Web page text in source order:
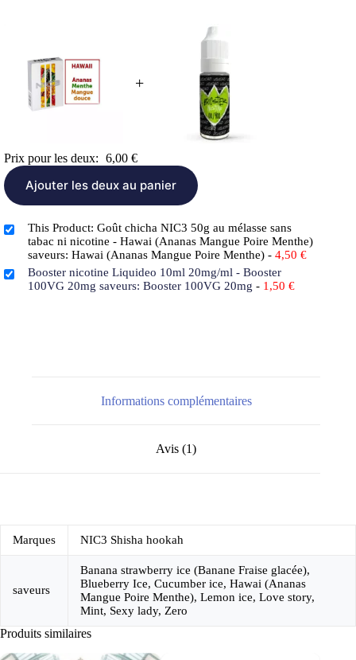
+
Prix pour les deux: 6,00 €
Ajouter les deux au panier
This Product: Goût chicha NIC3 50g au mélasse sans
tabac ni nicotine - Hawai (Ananas Mangue Poire Menthe)
saveurs: Hawai (Ananas Mangue Poire Menthe) - 4,50 €
Booster nicotine Liquideo 10ml 20mg/ml - Booster
100VG 20mg saveurs: Booster 100VG 20mg - 1,50 €
Informations complémentaires
Avis (1)
Marques NIC3 Shisha hookah
saveurs
Banana strawberry ice (Banane Fraise glacée),
Blueberry Ice, Cucumber ice, Hawai (Ananas
Mangue Poire Menthe), Lemon ice, Love story,
Mint, Sexy lady, Zero
Produits similaires